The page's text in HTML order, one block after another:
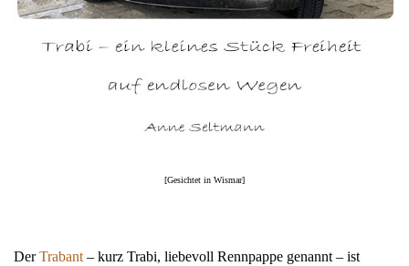
[Gesichtet in Wismar]
DerTrabant – kurz Trabi, liebevoll Rennpappe genannt – ist